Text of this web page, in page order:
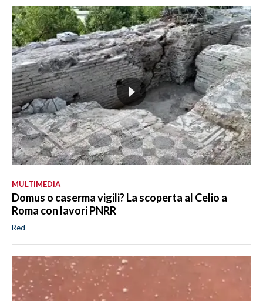
MULTIMEDIA
Domus o caserma vigili? La scoperta al Celio a
Roma con lavori PNRR
Red